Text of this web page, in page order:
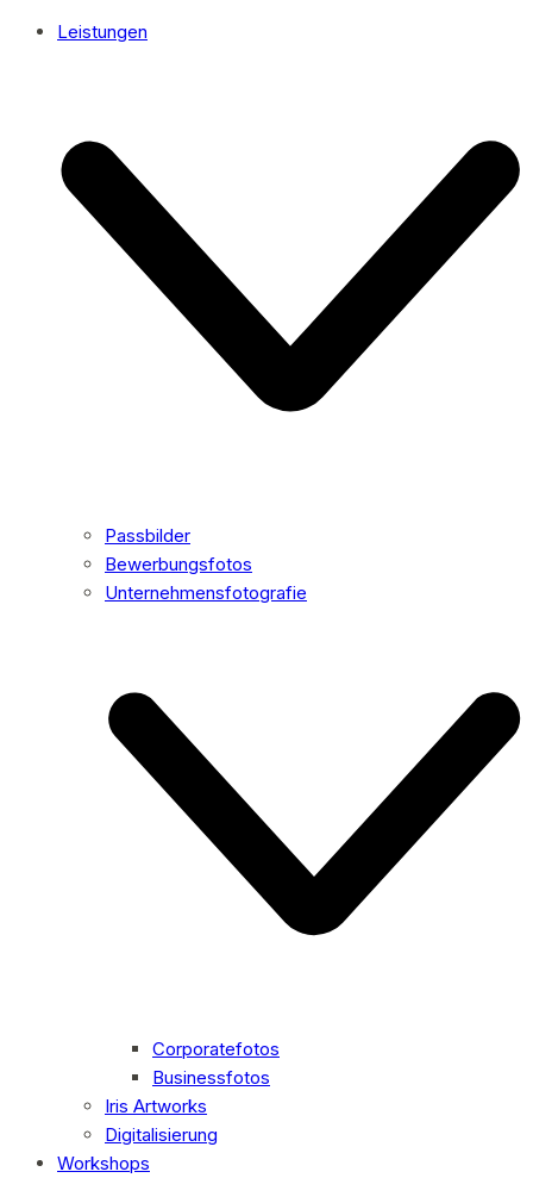
Leistungen
Passbilder
Bewerbungsfotos
Unternehmensfotografie
Corporatefotos
Businessfotos
Iris Artworks
Digitalisierung
Workshops